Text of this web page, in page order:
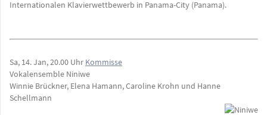
Internationalen Klavierwettbewerb in Panama-City (Panama).
Sa, 14. Jan, 20.00 Uhr Kommisse
Vokalensemble Niniwe
Winnie Brückner, Elena Hamann, Caroline Krohn und Hanne
Schellmann